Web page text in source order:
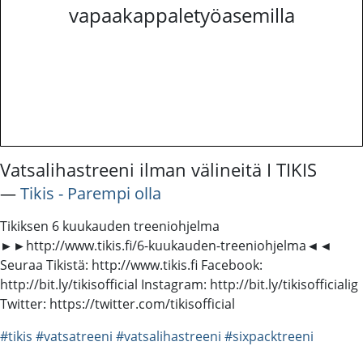
vapaakappaletyöasemilla
Vatsalihastreeni ilman välineitä I TIKIS
―Tikis - Parempi olla
Tikiksen 6 kuukauden treeniohjelma
►►http://www.tikis.fi/6-kuukauden-treeniohjelma◄◄
Seuraa Tikistä: http://www.tikis.fi Facebook:
http://bit.ly/tikisofficial Instagram: http://bit.ly/tikisofficialig
Twitter: https://twitter.com/tikisofficial
#tikis #vatsatreeni #vatsalihastreeni #sixpacktreeni